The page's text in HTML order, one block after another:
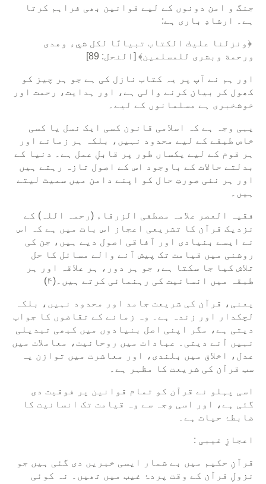
جنگ و امن دونوں کے لیے قوانین بھی فراہم کرتا
ہے۔ ارشادِ باری ہے:
﴿ونزلنا عليك الكتاب تبيانًا لكل شيء وهدى
ورحمة وبشرى للمسلمين﴾ [النحل: 89]
اور ہم نے آپ پر یہ کتاب نازل کی ہے جو ہر چیز کو
کھول کر بیان کرنے والی ہے، اور ہدایت، رحمت اور
خوشخبری ہے مسلمانوں کے لیے۔
یہی وجہ ہے کہ اسلامی قانون کسی ایک نسل یا کسی
خاص طبقے کے لیے محدود نہیں، بلکہ ہر زمانے اور
ہر قوم کے لیے یکساں طور پر قابلِ عمل ہے۔ دنیا کے
بدلتے حالات کے باوجود اس کے اصول تازہ رہتے ہیں
اور ہر نئی صورتِ حال کو اپنے دامن میں سمیٹ لیتے
ہیں۔
فقیہ العصر علامہ مصطفی الزرقاء (رحمہ اللہ) کے
نزدیک قرآن کا تشریعی اعجاز اس بات میں ہے کہ اس
نے ایسے بنیادی اور آفاقی اصول دیے ہیں، جن کی
روشنی میں قیامت تک پیش آنے والے مسائل کا حل
تلاش کیا جا سکتا ہے، جو ہر دور، ہر علاقہ اور ہر
طبقہ میں انسانیت کی رہنمائی کرتے ہیں۔(۴)
یعنی، قرآن کی شریعت جامد اور محدود نہیں، بلکہ
لچکدار اور زندہ ہے۔ وہ زمانے کے تقاضوں کا جواب
دیتی ہے، مگر اپنی اصل بنیادوں میں کبھی تبدیلی
نہیں آنے دیتی۔ عبادات میں روحانیت، معاملات میں
عدل، اخلاق میں بلندی، اور معاشرت میں توازن یہ
سب قرآن کی شریعت کا مظہر ہے۔
اسی پہلو نے قرآن کو تمام قوانین پر فوقیت دی
گئی ہے، اور اسی وجہ سے وہ قیامت تک انسانیت کا
ضابطۂ حیات ہے۔
اعجازِ غیبی :
قرآنِ حکیم میں بے شمار ایسی خبریں دی گئی ہیں جو
نزولِ قرآن کے وقت پردۂ غیب میں تھیں۔ نہ کوئی